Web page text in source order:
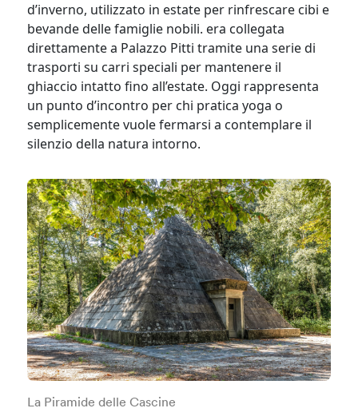
d’inverno, utilizzato in estate per rinfrescare cibi e
bevande delle famiglie nobili. era collegata
direttamente a Palazzo Pitti tramite una serie di
trasporti su carri speciali per mantenere il
ghiaccio intatto fino all’estate. Oggi rappresenta
un punto d’incontro per chi pratica yoga o
semplicemente vuole fermarsi a contemplare il
silenzio della natura intorno.
La Piramide delle Cascine